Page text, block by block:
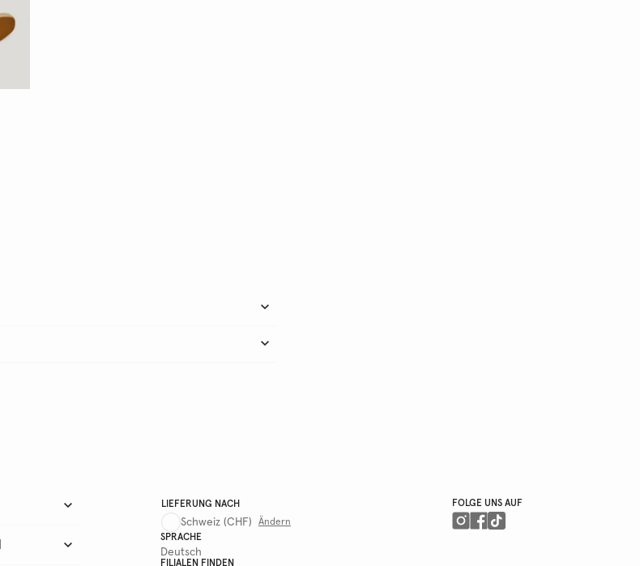
LIEFERUNG NACH
Schweiz (CHF)
Ändern
SPRACHE
Deutsch
FILIALEN FINDEN
FOLGE UNS AUF